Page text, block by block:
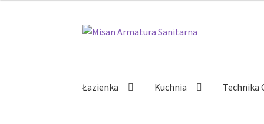
Przejdź
Przejdź
Łazienka Kuchnia Technika